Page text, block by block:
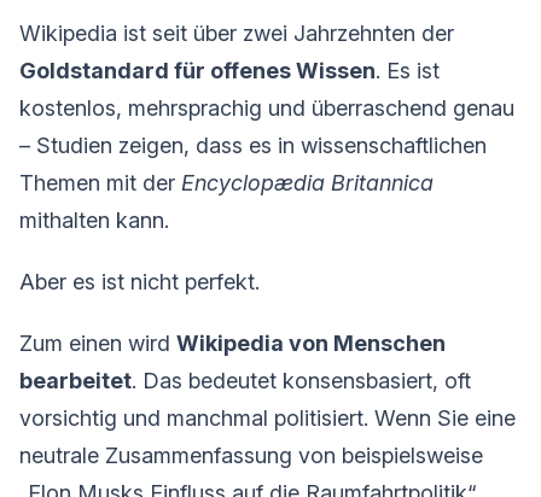
Wikipedia ist seit über zwei Jahrzehnten der
Goldstandard für offenes Wissen. Es ist
kostenlos, mehrsprachig und überraschend genau
– Studien zeigen, dass es in wissenschaftlichen
Themen mit der Encyclopædia Britannica
mithalten kann.
Aber es ist nicht perfekt.
Zum einen wird Wikipedia von Menschen
bearbeitet. Das bedeutet konsensbasiert, oft
vorsichtig und manchmal politisiert. Wenn Sie eine
neutrale Zusammenfassung von beispielsweise